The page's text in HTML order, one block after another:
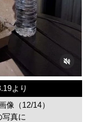
より
像（12/14）
写真に